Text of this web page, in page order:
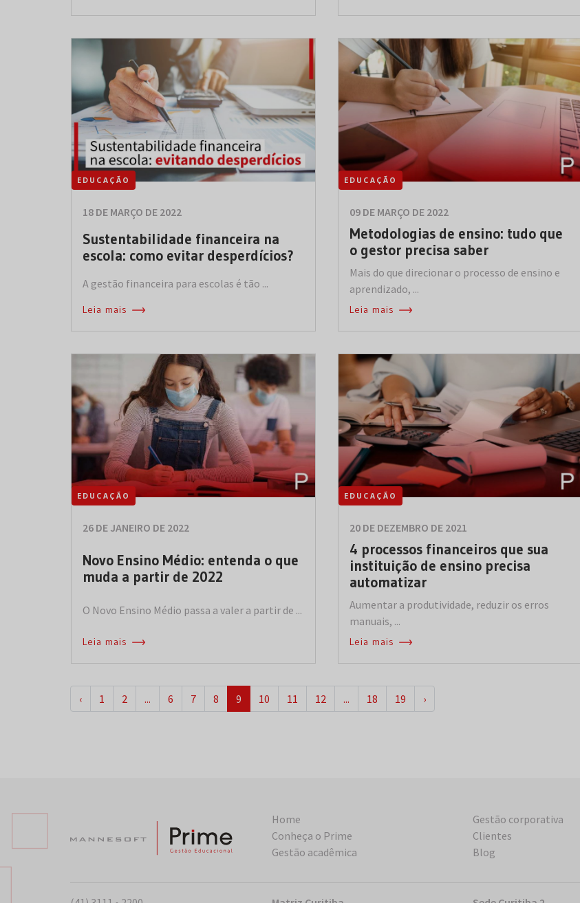
EDUCAÇÃO
18 DE MARÇO DE 2022
Sustentabilidade financeira na
escola: como evitar desperdícios?
A gestão financeira para escolas é tão ...
Leia mais
EDUCAÇÃO
09 DE MARÇO DE 2022
Metodologias de ensino: tudo que
o gestor precisa saber
Mais do que direcionar o processo de ensino e
aprendizado, ...
Leia mais
EDUCAÇÃO
26 DE JANEIRO DE 2022
Novo Ensino Médio: entenda o que
muda a partir de 2022
O Novo Ensino Médio passa a valer a partir de ...
Leia mais
EDUCAÇÃO
20 DE DEZEMBRO DE 2021
4 processos financeiros que sua
instituição de ensino precisa
automatizar
Aumentar a produtividade, reduzir os erros
manuais, ...
Leia mais
‹ 1 2 ... 6 7 8 9 10 11 12 ... 18 19 ›
Home
Conheça o Prime
Gestão acadêmica
Gestão corporativa
Clientes
Blog